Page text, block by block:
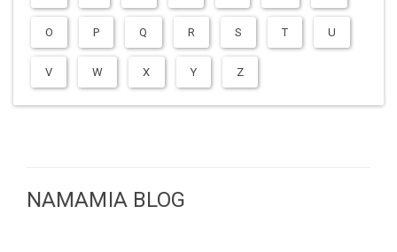
O P Q R S T U
V W X Y Z
NAMAMIA BLOG